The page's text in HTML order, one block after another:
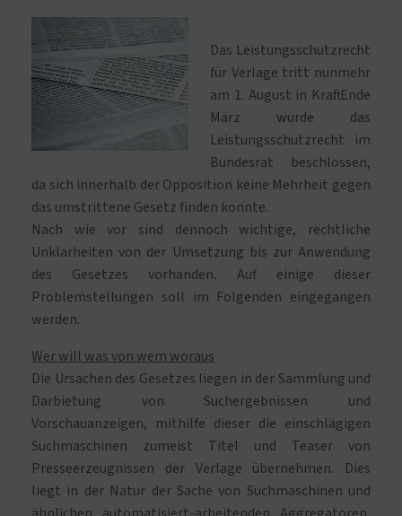
Das Leistungsschutzrecht
für Verlage tritt nunmehr
am 1. August in Kraft. Ende
März wurde das
Leistungsschutzrecht im
Bundesrat beschlossen,
da sich innerhalb der Opposition keine Mehrheit gegen
das umstrittene Gesetz finden konnte.
Nach wie vor sind dennoch wichtige, rechtliche
Unklarheiten von der Umsetzung bis zur Anwendung
des Gesetzes vorhanden. Auf einige dieser
Problemstellungen soll im Folgenden eingegangen
werden.
Wer will was von wem woraus
Die Ursachen des Gesetzes liegen in der Sammlung und
Darbietung von Suchergebnissen und
Vorschauanzeigen, mithilfe dieser die einschlägigen
Suchmaschinen zumeist Titel und Teaser von
Presseerzeugnissen der Verlage übernehmen. Dies
liegt in der Natur der Sache von Suchmaschinen und